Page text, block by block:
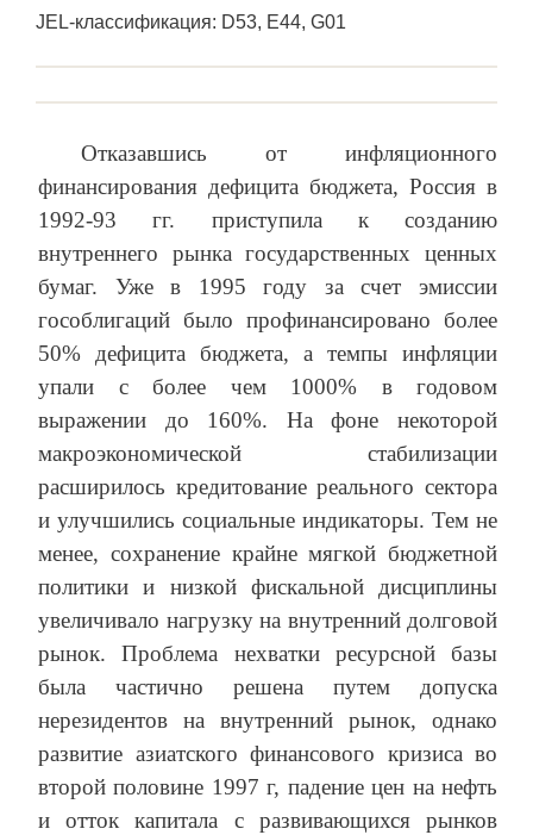
JEL-классификация: D53, E44, G01
Отказавшись от инфляционного
финансирования дефицита бюджета, Россия в
1992-93 гг. приступила к созданию
внутреннего рынка государственных ценных
бумаг. Уже в 1995 году за счет эмиссии
гособлигаций было профинансировано более
50% дефицита бюджета, а темпы инфляции
упали с более чем 1000% в годовом
выражении до 160%. На фоне некоторой
макроэкономической стабилизации
расширилось кредитование реального сектора
и улучшились социальные индикаторы. Тем не
менее, сохранение крайне мягкой бюджетной
политики и низкой фискальной дисциплины
увеличивало нагрузку на внутренний долговой
рынок. Проблема нехватки ресурсной базы
была частично решена путем допуска
нерезидентов на внутренний рынок, однако
развитие азиатского финансового кризиса во
второй половине 1997 г, падение цен на нефть
и отток капитала с развивающихся рынков